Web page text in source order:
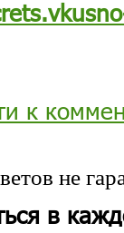
к
не
в